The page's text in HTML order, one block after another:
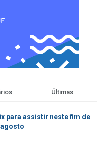
Últimas
para assistir neste fim de
agosto